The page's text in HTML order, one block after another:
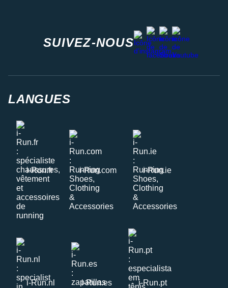
SUIVEZ-NOUS
instagram
facebook
stravayoutube
LANGUES
i-Run.fr i-Run.com i-Run.ie
i-Run.nl i-Run.es i-Run.pt